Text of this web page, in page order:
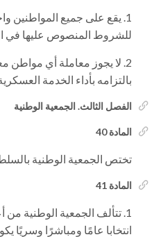
يقع على جميع المواطنين
للشروط المنصوص عليها في
لا يجوز معاملة أي مواطن
بالتزامه بأداء الخدمة
الفصل الثالث. الجمعية الوطنية
المادة 40
تختص الجمعية الوطنية
المادة 41
تتألف الجمعية الوطنية من
انتخابا عامًا ومباشرًا وسريًا